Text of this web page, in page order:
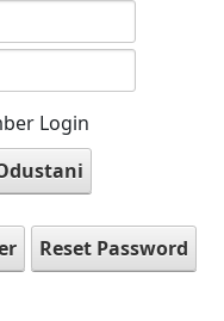
Login
Reset Password